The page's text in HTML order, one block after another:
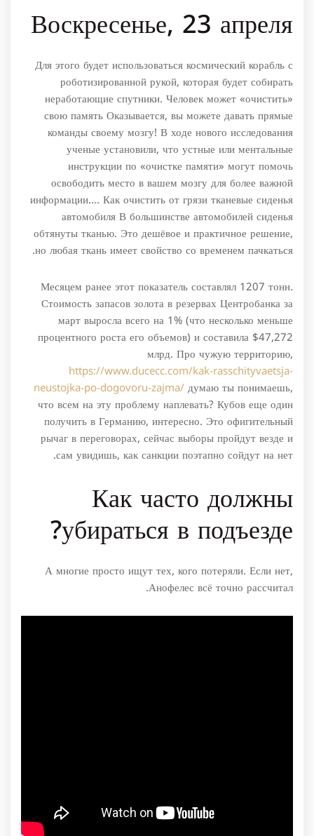
Воскресенье, 23 апреля
Для этого будет использоваться космический корабль с
роботизированной рукой, которая будет собирать
неработающие спутники. Человек может «очистить»
свою память Оказывается, вы можете давать прямые
команды своему мозгу! В ходе нового исследования
ученые установили, что устные или ментальные
инструкции по «очистке памяти» могут помочь
освободить место в вашем мозгу для более важной
информации…. Как очистить от грязи тканевые сиденья
автомобиля В большинстве автомобилей сиденья
обтянуты тканью. Это дешёвое и практичное решение,
но любая ткань имеет свойство со временем пачкаться.
Месяцем ранее этот показатель составлял 1207 тонн.
Стоимость запасов золота в резервах Центробанка за
март выросла всего на 1% (что несколько меньше
процентного роста его объемов) и составила $47,272
млрд. Про чужую территорию,
https://www.ducecc.com/kak-rasschityvaetsja-
neustojka-po-dogovoru-zajma/думаю ты понимаешь,
что всем на эту проблему наплевать? Кубов еще один
получить в Германию, интересно. Это офигительный
рычаг в переговорах, сейчас выборы пройдут везде и
сам увидишь, как санкции поэтапно сойдут на нет.
Как часто должны
убираться в подъезде?
А многие просто ищут тех, кого потеряли. Если нет,
Анофелес всё точно рассчитал.